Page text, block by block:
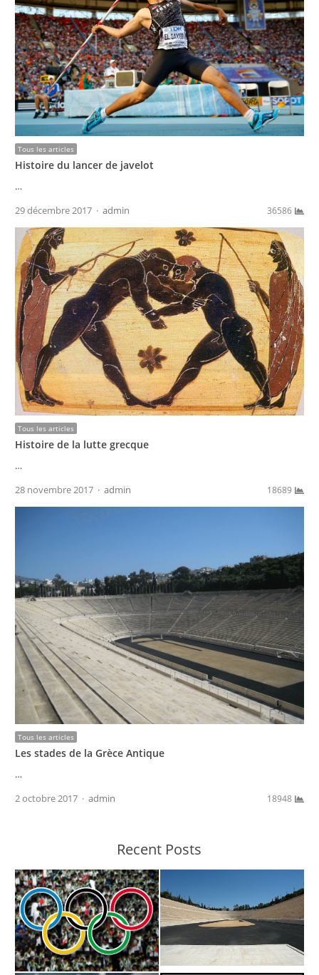
Tous les articles
Histoire du lancer de javelot
…
29 décembre 2017
Author
admin 36586
Tous les articles
Histoire de la lutte grecque
…
28 novembre 2017
Author
admin 18689
Tous les articles
Les stades de la Grèce Antique
…
2 octobre 2017
Author
admin 18948
Recent Posts